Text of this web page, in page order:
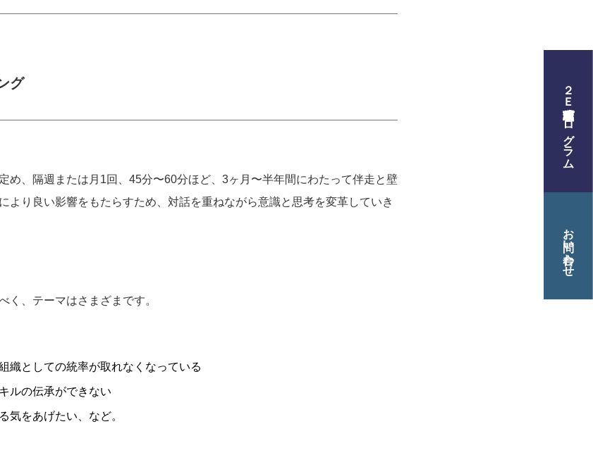
2E Consulting の人材育成について
２Ｅ式管理職養成プログラム
お問い合わせ
グ
め、隔週または月1回、45分〜60分ほど、3ヶ月〜半年間にわたって伴走と壁
より良い影響をもたらすため、対話を重ねながら意識と思考を変革していき
く、テーマはさまざまです。
織としての統率が取れなくなっている
ルの伝承ができない
気をあげたい、など。